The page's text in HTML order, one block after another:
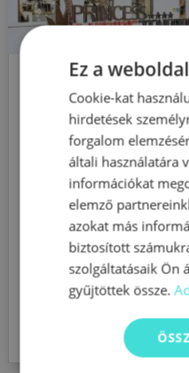
Costa Adeje,Hotelek
A Princess Inspire
részére szálloda, 3
valamint számos
várja vendégeit
Fañabé strandtól
Szórakoztató
sportolási
Ez a
Cookie-kat
hirdetések
forgalom
általi használatára
információkat
elemző
azokat más
biztosított
szolgáltatásaik Ön
gyűjtöttek össze.